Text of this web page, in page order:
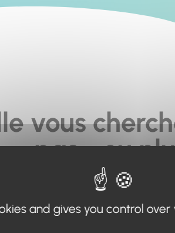
vous
pas... ou
recherche en haut de page, ou à
Retour à l'accueil
and gives you control